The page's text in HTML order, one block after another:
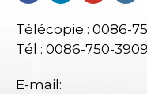
Télécopie : 0086-
Tél : 0086-750-
E-mail: